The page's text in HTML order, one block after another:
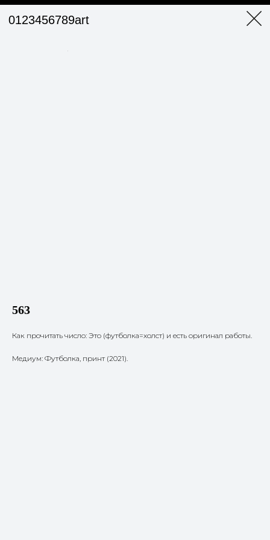
0123456789art
563
Как прочитать число: Это (футболка=холст) и есть оригинал работы.
Медиум: Футболка, принт (2021).